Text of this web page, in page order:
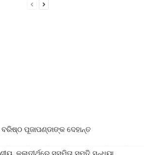
ପୂଜାପଣ୍ଡାଙ୍କ ଦେହାନ୍ତ